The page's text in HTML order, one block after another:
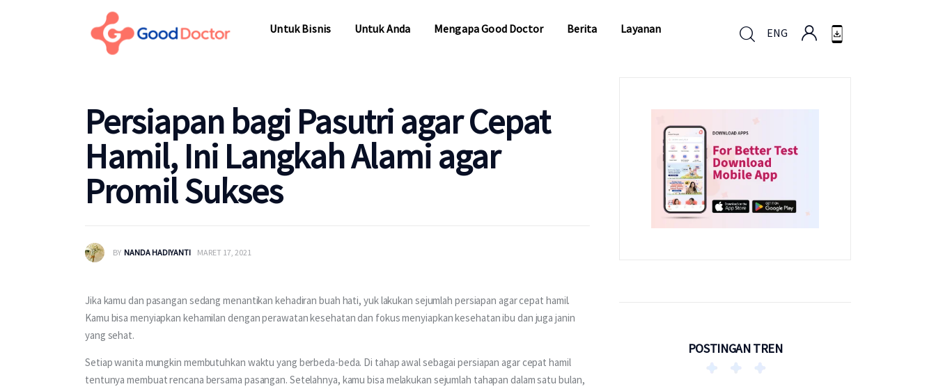
Untuk Bisnis Untuk Anda Mengapa Good Doctor Berita Layanan ENG
Persiapan bagi Pasutri agar Cepat
Hamil, Ini Langkah Alami agar
Promil Sukses
BY NANDA HADIYANTI MARET 17, 2021
Jika kamu dan pasangan sedang menantikan kehadiran buah hati, yuk lakukan sejumlah persiapan agar cepat hamil.
Kamu bisa menyiapkan kehamilan dengan perawatan kesehatan dan fokus menyiapkan kesehatan ibu dan juga janin
yang sehat.
Setiap wanita mungkin membutuhkan waktu yang berbeda-beda. Di tahap awal sebagai persiapan agar cepat hamil
tentunya membuat rencana bersama pasangan. Setelahnya, kamu bisa melakukan sejumlah tahapan dalam satu bulan,
POSTINGAN TREN